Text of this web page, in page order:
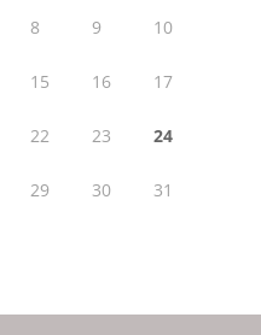
8 9 10
15 16 17
22 23 24
29 30
31